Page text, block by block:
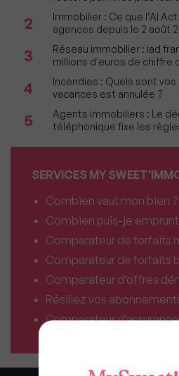
2
Immobilier : Ce que l’AI
agences depuis le 2 août
3
Réseau immobilier : iad
millions d'euros de chiffre
4
Incendies : Quels sont
vacances est annulée ?
5
Agents immobiliers : Le
téléphonique fixe les
SERVICES MY
Combien vaut mon bien ?
Combien puis-je
Comparateur de forfaits
Comparateur de forfaits
Comparateur d’offres
Résiliez vos
Comparateur